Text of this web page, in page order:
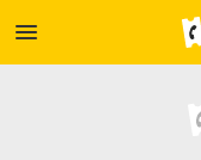
menu